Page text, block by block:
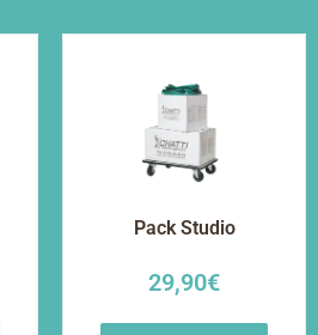
Pack Studio
29,90€